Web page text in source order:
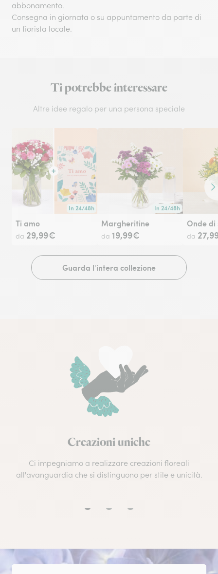
abbonamento.
Consegna in giornata o su appuntamento da parte di
un fiorista locale.
Ti potrebbe interessare
Altre idee regalo per una persona speciale
In 24/48h
Consegna disponibile in 24/48h o in data a tua scelta.
Ti amo
da 29,99€
In 24/48h
Consegna disponibile
Margheritine
da 19,99€
Onde di
da
Guarda l'intera collezione
Creazioni uniche
Ci impegniamo a realizzare creazioni floreali
all'avanguardia che si distinguono per stile e unicità.